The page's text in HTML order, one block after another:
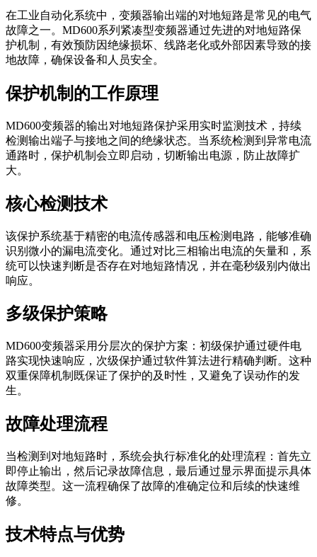
在工业自动化系统中，变频器输出端的对地短路是常见的电气
故障之一。MD600系列紧凑型变频器通过先进的对地短路保
护机制，有效预防因绝缘损坏、线路老化或外部因素导致的接
地故障，确保设备和人员安全。
保护机制的工作原理
MD600变频器的输出对地短路保护采用实时监测技术，持续
检测输出端子与接地之间的绝缘状态。当系统检测到异常电流
通路时，保护机制会立即启动，切断输出电源，防止故障扩
大。
核心检测技术
该保护系统基于精密的电流传感器和电压检测电路，能够准确
识别微小的漏电流变化。通过对比三相输出电流的矢量和，系
统可以快速判断是否存在对地短路情况，并在毫秒级别内做出
响应。
多级保护策略
MD600变频器采用分层次的保护方案：初级保护通过硬件电
路实现快速响应，次级保护通过软件算法进行精确判断。这种
双重保障机制既保证了保护的及时性，又避免了误动作的发
生。
故障处理流程
当检测到对地短路时，系统会执行标准化的处理流程：首先立
即停止输出，然后记录故障信息，最后通过显示界面提示具体
故障类型。这一流程确保了故障的准确定位和后续的快速维
修。
技术特点与优势